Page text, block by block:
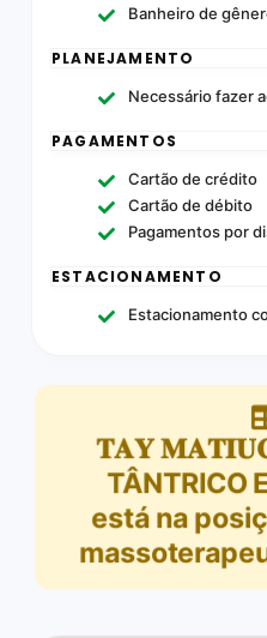
Banheiro de
PLANEJAMENTO
Necessário fazer
PAGAMENTOS
Cartão de crédito
Cartão de débito
Pagamentos por
ESTACIONAMENTO
Estacionamento
𝐓𝐀𝐘
TÂNTRICO
está na